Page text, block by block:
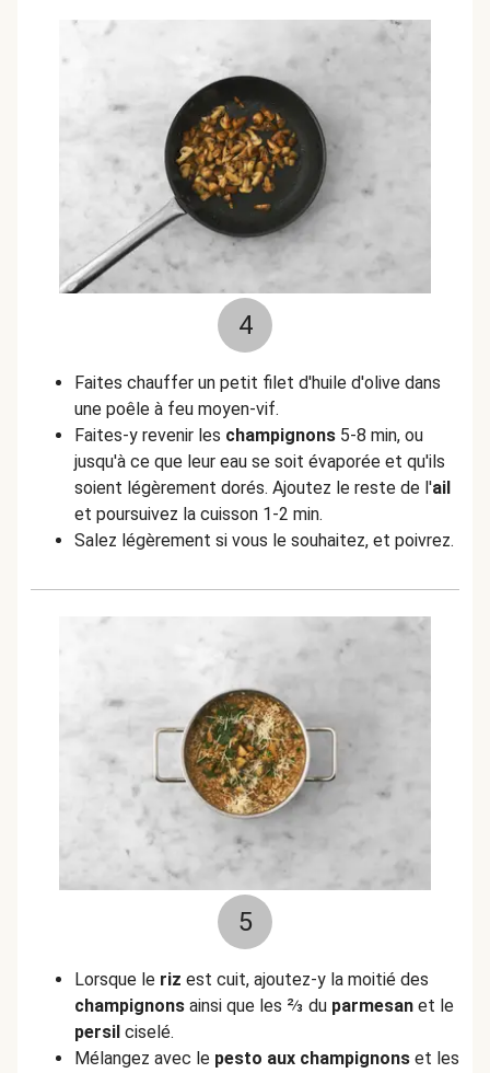
4
Faites chauffer un petit filet d'huile d'olive dans
une poêle à feu moyen-vif.
Faites-y revenir les champignons 5-8 min, ou
jusqu'à ce que leur eau se soit évaporée et qu'ils
soient légèrement dorés. Ajoutez le reste de l'ail
et poursuivez la cuisson 1-2 min.
Salez légèrement si vous le souhaitez, et poivrez.
5
Lorsque le riz est cuit, ajoutez-y la moitié des
champignons ainsi que les ⅔ du parmesan et le
persil ciselé.
Mélangez avec le pesto aux champignons et les